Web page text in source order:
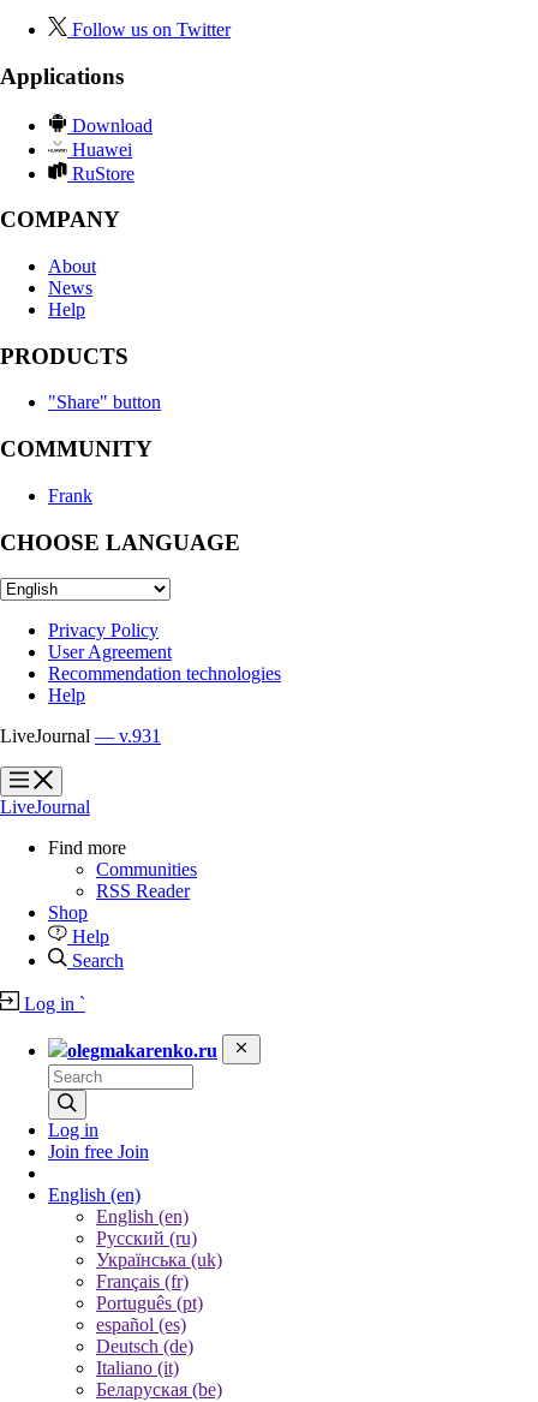
Follow us on Twitter
Applications
Download
Huawei
RuStore
COMPANY
About
News
Help
PRODUCTS
"Share" button
COMMUNITY
Frank
CHOOSE LANGUAGE
Privacy Policy
User Agreement
Recommendation technologies
Help
LiveJournal — v.931
?
?
LiveJournal
Find more
Communities
RSS Reader
Shop
Help
Search
Log in `
olegmakarenko.ru
Log in
Join free Join
English (en)
English (en)
Русский (ru)
Українська (uk)
Français (fr)
Português (pt)
español (es)
Deutsch (de)
Italiano (it)
Беларуская (be)